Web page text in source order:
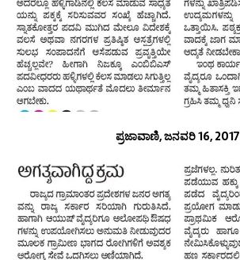
ಪ್ರಜಾವಾಣಿ, ಜನವರಿ 16, 2017